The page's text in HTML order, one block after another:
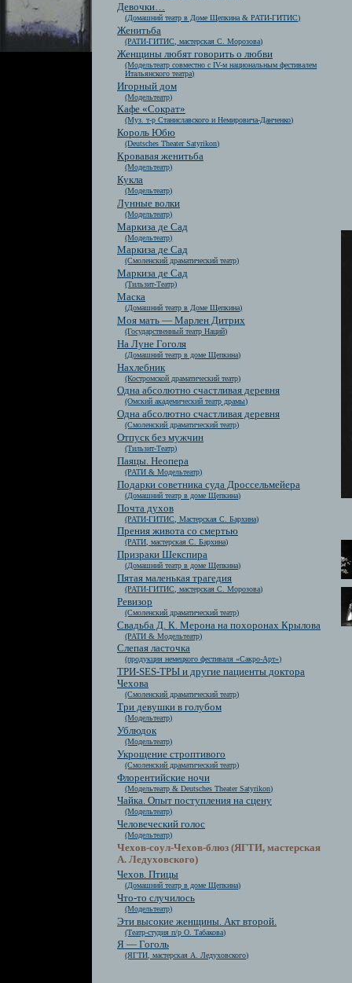
Девочки…
(Домашний театр в Доме Щепкина & РАТИ-ГИТИС)
Женитьба
(РАТИ-ГИТИС, мастерская С. Морозова)
Женщины любят говорить о любви
(Модельтеатр совместно с IV-м национальным фестивалем
Итальянского театра)
Игорный дом
(Модельтеатр)
Кафе «Сократ»
(Муз. т-р Станиславского и Немировича-Данченко)
Король Юбю
(Deutsches Theater Satyrikon)
Кровавая женитьба
(Модельтеатр)
Кукла
(Модельтеатр)
Лунные волки
(Модельтеатр)
Маркиза де Сад
(Модельтеатр)
Маркиза де Сад
(Смоленский драматический театр)
Маркиза де Сад
(Тильзит-Театр)
Маска
(Домашний театр в Доме Щепкина)
Моя мать — Марлен Дитрих
(Государственный театр Наций)
На Луне Гоголя
(Домашний театр в доме Щепкина)
Нахлебник
(Костромской драматический театр)
Одна абсолютно счастливая деревня
(Омский академический театр драмы)
Одна абсолютно счастливая деревня
(Смоленский драматический театр)
Отпуск без мужчин
(Тильзит-Театр)
Паяцы. Неопера
(РАТИ & Модельтеатр)
Подарки советника суда Дроссельмейера
(Домашний театр в доме Щепкина)
Почта духов
(РАТИ-ГИТИС, Мастерская С. Бархина)
Прения живота со смертью
(РАТИ, мастерская С. Бархина)
Призраки Шекспира
(Домашний театр в доме Щепкина)
Пятая маленькая трагедия
(РАТИ-ГИТИС, мастерская С. Морозова)
Ревизор
(Смоленский драматический театр)
Свадьба Д. К. Мерона на похоронах Крылова
(РАТИ & Модельтеатр)
Слепая ласточка
(продукция немецкого фестиваля «Сакро-Арт»)
ТРИ-SES-ТРЫ и другие пациенты доктора
Чехова
(Смоленский драматический театр)
Три девушки в голубом
(Модельтеатр)
Ублюдок
(Модельтеатр)
Укрощение строптивого
(Смоленский драматический театр)
Флорентийские ночи
(Модельтеатр & Deutsches Theater Satyrikon)
Чайка. Опыт поступления на сцену
(Модельтеатр)
Человеческий голос
(Модельтеатр)
Чехов-соул-Чехов-блюз (ЯГТИ, мастерская
А. Ледуховского)
Чехов. Птицы
(Домашний театр в доме Щепкина)
Что-то случилось
(Модельтеатр)
Эти высокие женщины. Акт второй.
(Театр-студия п/р О. Табакова)
Я — Гоголь
(ЯГТИ, мастерская А. Ледуховского)